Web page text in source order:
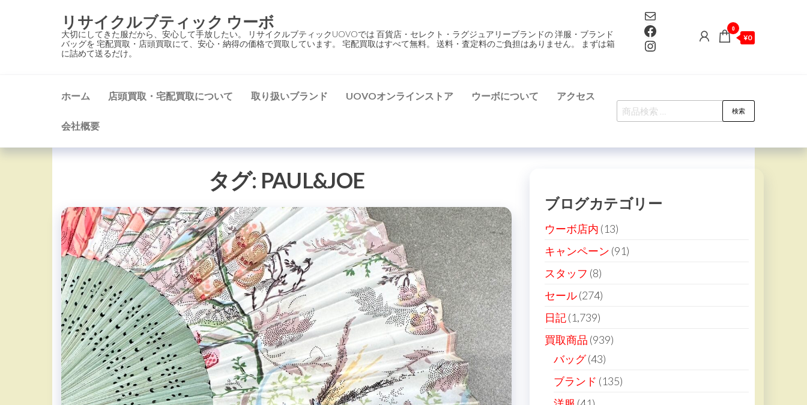
リサイクルブティック ウーボ
大切にしてきた服だから、安心して手放したい。 リサイクルブティックUOVOでは 百貨店・セレクト・ラグジュアリーブランドの 洋服・ブランド
バッグを 宅配買取・店頭買取にて、安心・納得の価格で買取しています。 宅配買取はすべて無料。 送料・査定料のご負担はありません。 まずは箱
に詰めて送るだけ。
Mail
Facebook
Instagram
0
¥0
ホーム 店頭買取・宅配買取について 取り扱いブランド UOVOオンラインストア ウーボについて アクセス
会社概要
検
索
検索
タグ: PAUL&JOE
ブログカテゴリー
ウーボ店内 (13)
キャンペーン (91)
スタッフ (8)
セール(274)
日記(1,739)
買取商品 (939)
バッグ(43)
ブランド (135)